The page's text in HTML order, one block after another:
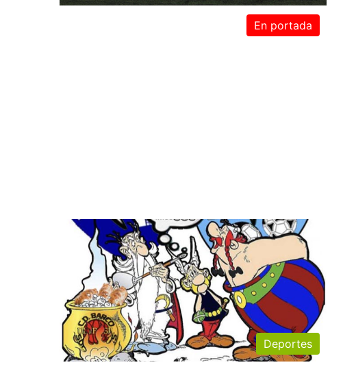
En portada
Deportes